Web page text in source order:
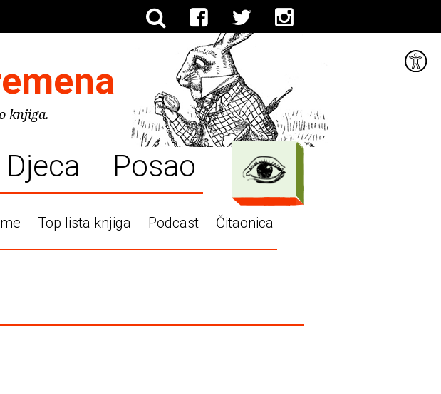
knjiga.
Djeca Posao
Top lista knjiga Podcast Čitaonica